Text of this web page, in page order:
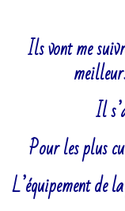
Ils vont me
Il
Pour les plus
L’équipement de